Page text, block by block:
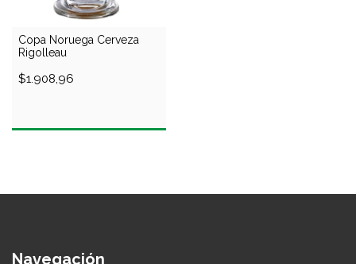
Copa Noruega Cerveza
Rigolleau
$1.908,96
Navegación